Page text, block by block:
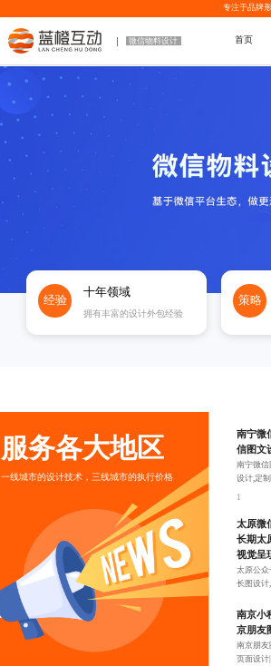
专注于品牌
微信物料设计 首页
经验
十年领域
拥有丰富的设计外包经验
策略
服务各大地区
一线城市的设计技术，三线城市的执行价格
南宁微
信图文
南宁微
设计,定
户参与
1
太原微
长期太
视觉呈
太原公众
长图设计
南京小
京朋友
南京朋
页面设计